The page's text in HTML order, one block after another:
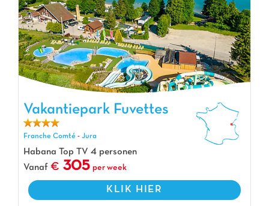
Vakantiepark Fuvettes, Vakantiepark Franche Comté
Vakantiepark Fuvettes
Franche Comté - Jura
Habana Top TV 4 personen
Vanaf
305 per week
KLIK HIER